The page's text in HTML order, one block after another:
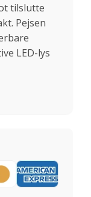
tilslutte
Pejsen
LED-lys